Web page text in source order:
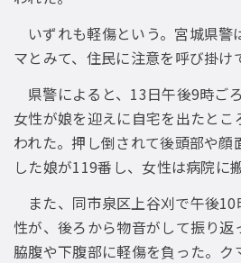
いずれも軽傷という。宮城県警
マとみて、住民に注意を呼び掛け
県警によると、13日午後9時ご
女性が娘を迎えに自宅を出たと
われた。押し倒されて後頭部や顔
した娘が119番し、女性は病院に
また、同市泉区上谷刈で午後
性が、後ろから物音がして振り返
脇腹や下腹部に軽傷を負った。